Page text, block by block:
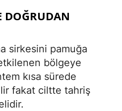
DOĞRUDAN
sirkesini pamuğa
bölgeye
kısa sürede
fakat ciltte tahriş